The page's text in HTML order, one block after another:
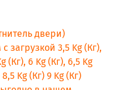
двери)
3,5 Kg (Кг),
(Кг), 6 Kg (Кг), 6,5 Kg
Kg (Кг) 9 Kg (Кг)